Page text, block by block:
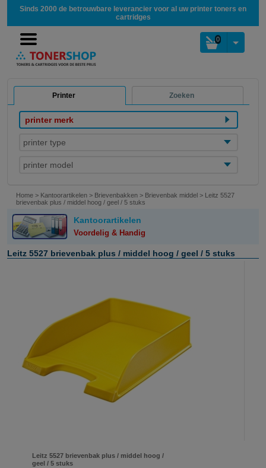
Sinds 2000 de betrouwbare leverancier voor al uw printer toners en
cartridges
0
Printer Zoeken
printer merk
printer type
printer model
Home > Kantoorartikelen > Brievenbakken > Brievenbak middel > Leitz 5527
brievenbak plus / middel hoog / geel / 5 stuks
Kantoorartikelen
Voordelig & Handig
Leitz 5527 brievenbak plus / middel hoog / geel / 5 stuks
Leitz 5527 brievenbak plus / middel hoog /
geel / 5 stuks